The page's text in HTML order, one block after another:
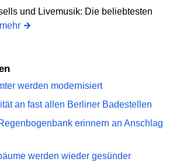
und Livemusik: Die beliebtesten
mehr
werden modernisiert
an fast allen Berliner Badestellen
erinnern an Anschlag
werden wieder gesünder